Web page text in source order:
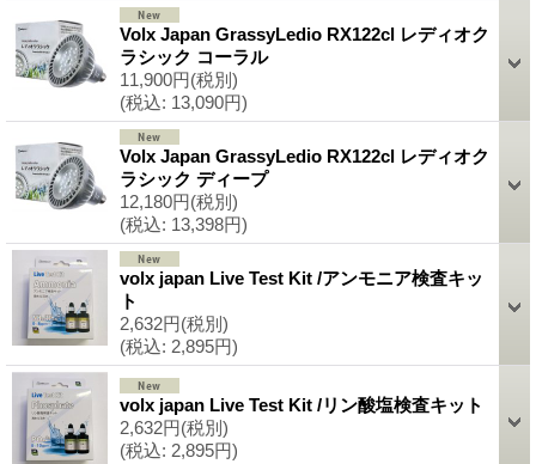
Volx Japan GrassyLedio RX122cl レディオク
ラシック コーラル
11,900円(税別)
(税込: 13,090円)
Volx Japan GrassyLedio RX122cl レディオク
ラシック ディープ
12,180円(税別)
(税込: 13,398円)
volx japan Live Test Kit /アンモニア検査キッ
ト
2,632円(税別)
(税込: 2,895円)
volx japan Live Test Kit /リン酸塩検査キット
2,632円(税別)
(税込: 2,895円)